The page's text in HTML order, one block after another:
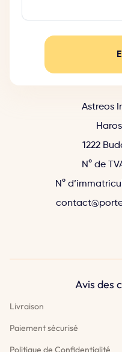
Astreos
1222
N° de
N°
Livraison
Paiement sécurisé
Politique de Confidentialité
Avis des
Ce site Web utilise ses
publicités liées à vos
habitudes de navigation.
consentement à son
Plus d'informations